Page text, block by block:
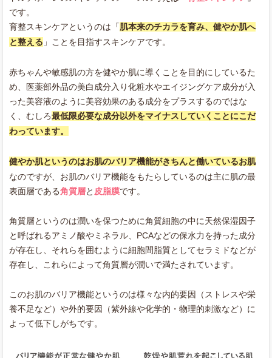
です。
育整スキンケアというのは「肌本来のチカラを育み、健やか肌へ
と整える 」ことを目指すスキンケアです。
赤ちゃんや敏感肌の方を健やか肌に導くことを目的にしているた
め、医薬部外品の美白成分入り化粧水やエイジングケア成分が入
った美容液のように美容効果のある成分をプラスするのではな
く、むしろ最低限必要な成分以外をマイナスしていくことにこだ
わっています。
健やか肌というのはお肌のバリア機能がきちんと働いているお肌
なのですが、お肌のバリア機能をもたらしているのは主に肌の最
表面層である角質層と 皮脂膜です。
角質層というのは潤いを保つために角質細胞の中に天然保湿因子
と呼ばれるアミノ酸やミネラル、PCAなどの保水力を持った成分
が存在し、それらを囲むように細胞間脂質としてセラミドなどが
存在し、これらによって角質層が潤いで満たされています。
このお肌のバリア機能というのは様々な内的要因（ストレスや栄
養不足など）や外的要因（紫外線や化学的・物理的刺激など）に
よって低下しがちです。